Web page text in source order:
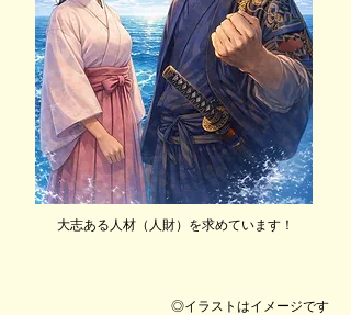
大志ある人材（人財）を求めています！
◎イラストはイメージです